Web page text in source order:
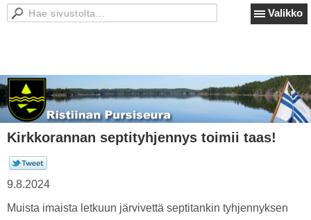
Valikko
Kirkkorannan septityhjennys toimii taas!
9.8.2024
Muista imaista letkuun järvivettä septitankin tyhjennyksen